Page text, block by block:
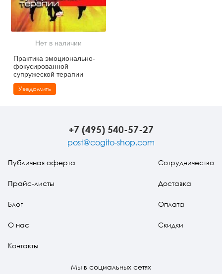
Нет в наличии
Практика эмоционально-
фокусированной
супружеской терапии
Уведомить
+7 (495) 540-57-27
post@cogito-shop.com
Публичная оферта
Прайс-листы
Блог
О нас
Контакты
Сотрудничество
Доставка
Оплата
Скидки
Мы в социальных сетях